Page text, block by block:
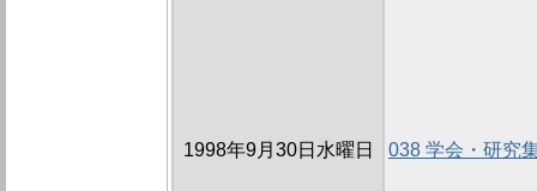
1998年9月30日水曜日 038 学会・研究